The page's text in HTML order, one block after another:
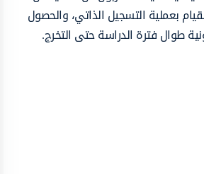
بعملية التسجيل الذاتي، والحصول
طوال فترة الدراسة حتى التخرج.